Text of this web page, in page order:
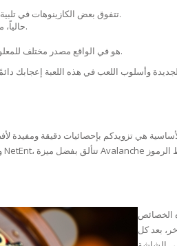
تتفوق بعض الكازينوهات في تلبية احتياجات المراهنين العاديين، لكنها تفشل في جذب كبار المنفقين إذا كانت الكازينوهات الأخرى تقدم مزايا للمراهنين ذوي الرهانات العالية.
حالياً، من بين أفضل الموانئ التي توفر مكافآت شراء هي: التاريخ بعيداً عن مصر، وقطار المال، وستحصل على رذاذ سمك السلمون المرقط الكبير.
موقع Local casino.guru هو في الواقع مصدر مختلف للمعلومات المتعلقة بالكازينوهات على الإنترنت، وستجد فيه ألعاب الكازينو، والتي قد لا تخضع لسيطرة مشغلي الألعاب.
الخصائص
بعد كل